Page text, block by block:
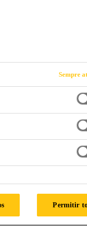
superfícies
FICHA
Sempre
Permitir